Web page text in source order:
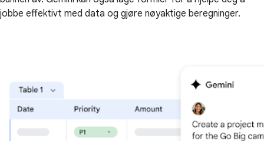
jobbe effektivt med data og gjøre nøyaktige beregninger.